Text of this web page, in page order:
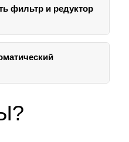
фильтр и редуктор